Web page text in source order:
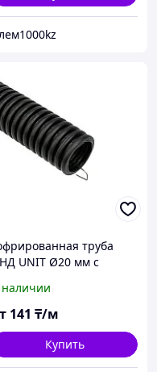
труба
UNIT Ø20 мм с
141 ₸/м
Купить